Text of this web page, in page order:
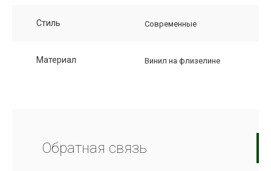
Стиль Современные
Материал Винил на флизелине
Обратная связь